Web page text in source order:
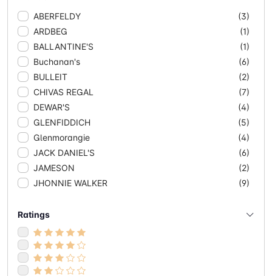
ABERFELDY
(3)
ARDBEG
(1)
BALLANTINE'S
(1)
Buchanan's
(6)
BULLEIT
(2)
CHIVAS REGAL
(7)
DEWAR'S
(4)
GLENFIDDICH
(5)
Glenmorangie
(4)
JACK DANIEL'S
(6)
JAMESON
(2)
JHONNIE WALKER
(9)
MONKEY SHOULDER
(1)
OLD PARR
ROYAL SALUTE
SOMETHING SPECIAL
Ratings